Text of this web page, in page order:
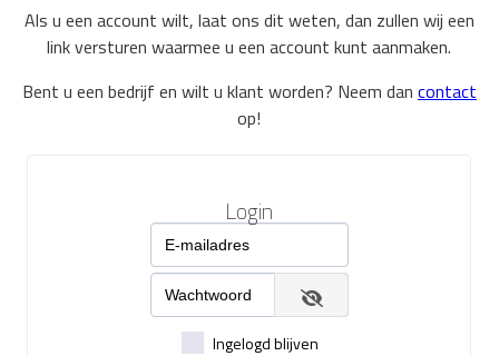
Als u een account wilt, laat ons dit weten, dan zullen wij een
link versturen waarmee u een account kunt aanmaken.
Bent u een bedrijf en wilt u klant worden? Neem dan contact
op!
Login
Ingelogd blijven